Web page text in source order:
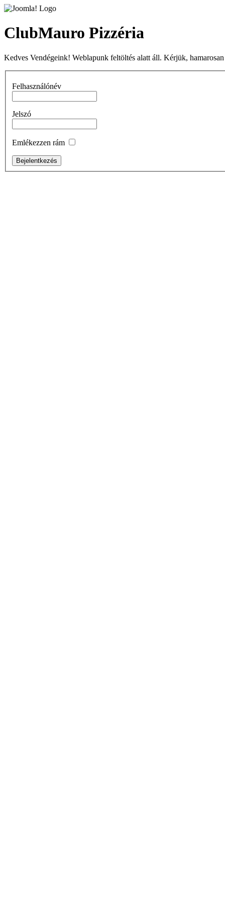
ClubMauro Pizzéria
Kedves Vendégeink! Weblapunk feltöltés alatt áll. Kérjük,
Felhasználónév
Jelszó
Emlékezzen rám